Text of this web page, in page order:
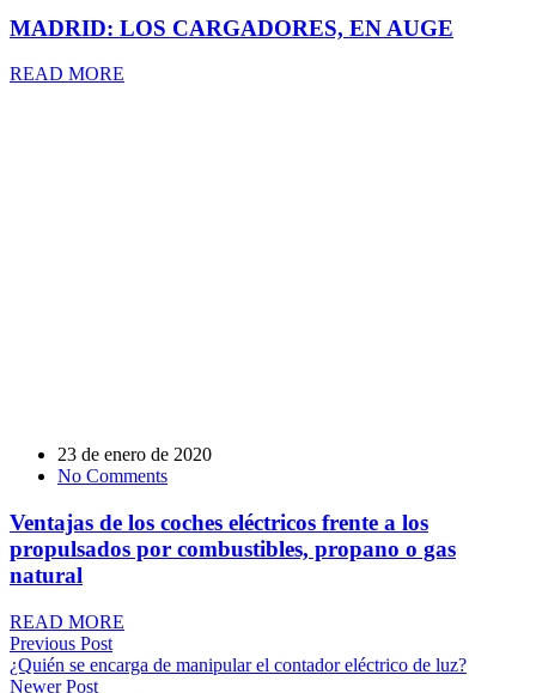
MADRID: LOS CARGADORES, EN AUGE
READ MORE
23 de enero de 2020
No Comments
Ventajas de los coches eléctricos frente a los
propulsados por combustibles, propano o gas
natural
READ MORE
Previous Post
¿Quién se encarga de manipular el contador eléctrico de luz?
Newer Post